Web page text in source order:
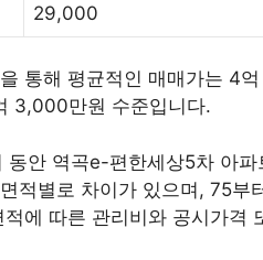
29,000
통해 평균적인 매매가는 4
3,000만원 수준입니다.
안 역곡e-편한세상5차 아
적별로 차이가 있으며, 75
에 따른 관리비와 공시가격